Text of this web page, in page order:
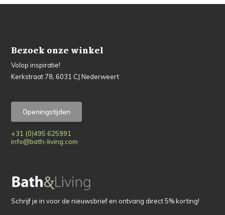
Bezoek onze winkel
Volop inspiratie!
Kerkstraat 78, 6031 CJ Nederweert
Openingstijden
+31 (0)495 625991
info@bath-living.com
Schrijf je in voor de nieuwsbrief en ontvang direct 5% korting!